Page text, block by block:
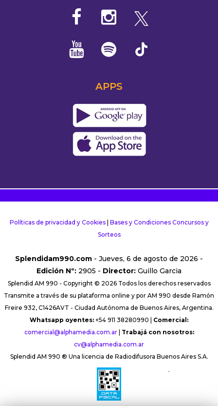
APPS
Políticas de privacidad y Cookies| Bases y Condiciones Concursos y
Sorteos
Splendidam990.com - Jueves, 6 de agosto de 2026 -
Edición Nº: 2905 - Director: Guillo Garcia
Splendid AM 990 - Copyright © 2026 Todos los derechos reservados
Transmite a través de su plataforma online y por AM 990 desde Ramón
Freire 932, C1426AVT - Ciudad Autónoma de Buenos Aires, Argentina.
Whatsapp oyentes: +54 911 38280990 | Comercial:
comercial@alphamedia.com.ar| Trabajá con nosotros:
cv@alphamedia.com.ar
Splendid AM 990 ® Una licencia de Radiodifusora Buenos Aires S.A.
´